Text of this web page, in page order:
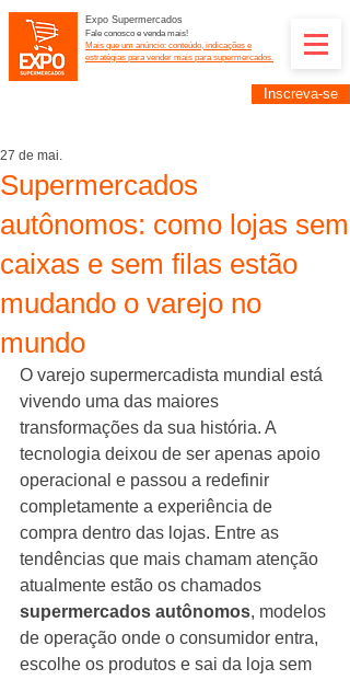
Expo Supermercados
Fale conosco e venda mais!
Mais que um anúncio: conteúdo, indicações e
estratégias para vender mais para supermercados.
Inscreva-se
Supermercados
autônomos: como lojas sem
caixas e sem filas estão
mudando o varejo no
mundo
27 de mai.
O varejo supermercadista mundial está
vivendo uma das maiores
transformações da sua história. A
tecnologia deixou de ser apenas apoio
operacional e passou a redefinir
completamente a experiência de
compra dentro das lojas. Entre as
tendências que mais chamam atenção
atualmente estão os chamados
supermercados autônomos, modelos
de operação onde o consumidor entra,
escolhe os produtos e sai da loja sem